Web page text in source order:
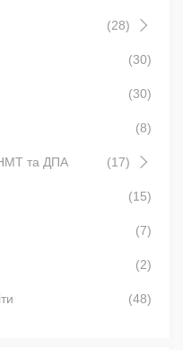
(28)
(30)
(30)
(8)
НМТ та ДПА (17)
(15)
(7)
(2)
(48)